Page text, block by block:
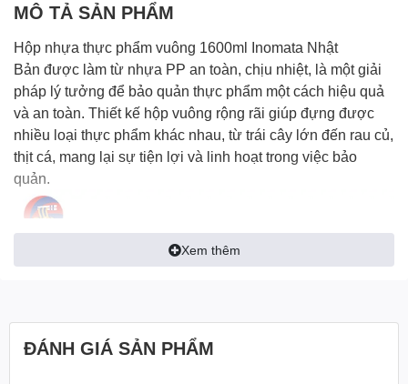
MÔ TẢ SẢN PHẨM
Hộp nhựa thực phẩm vuông 1600ml Inomata Nhật
Bản được làm từ nhựa PP an toàn, chịu nhiệt, là một giải
pháp lý tưởng để bảo quản thực phẩm một cách hiệu quả
và an toàn. Thiết kế hộp vuông rộng rãi giúp đựng được
nhiều loại thực phẩm khác nhau, từ trái cây lớn đến rau củ,
thịt cá, mang lại sự tiện lợi và linh hoạt trong việc bảo
quản.
Xem thêm
ĐÁNH GIÁ SẢN PHẨM